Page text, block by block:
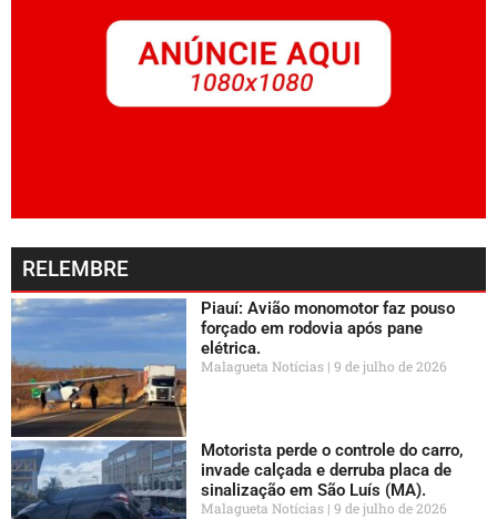
RELEMBRE
Piauí: Avião monomotor faz pouso
forçado em rodovia após pane
elétrica.
Malagueta Notícias 9 de julho de 2026
Motorista perde o controle do carro,
invade calçada e derruba placa de
sinalização em São Luís (MA).
Malagueta Notícias 9 de julho de 2026